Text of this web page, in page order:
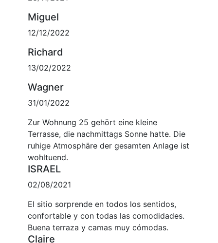
Miguel
12/12/2022
Richard
13/02/2022
Wagner
31/01/2022
Zur Wohnung 25 gehört eine kleine
Terrasse, die nachmittags Sonne hatte. Die
ruhige Atmosphäre der gesamten Anlage ist
wohltuend.
ISRAEL
02/08/2021
El sitio sorprende en todos los sentidos,
confortable y con todas las comodidades.
Buena terraza y camas muy cómodas.
Claire